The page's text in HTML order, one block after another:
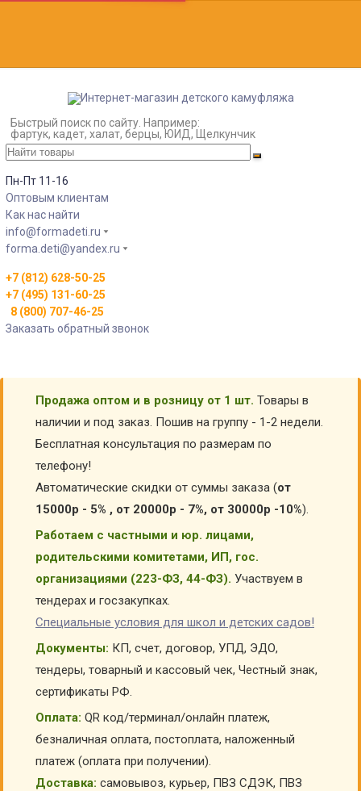
Быстрый поиск по сайту. Например:
фартук, кадет, халат, берцы, ЮИД, Щелкунчик
Пн-Пт 11-16
Оптовым клиентам
Как нас найти
info@formadeti.ru
forma.deti@yandex.ru
+7 (812) 628-50-25
+7 (495) 131-60-25
8 (800) 707-46-25
Заказать обратный звонок
Продажа оптом и в розницу от 1 шт. Товары в
наличии и под заказ. Пошив на группу - 1-2 недели.
Бесплатная консультация по размерам по
телефону!
Автоматические скидки от суммы заказа (от
15000р - 5% , от 20000р - 7%, от 30000р -10%).
Работаем с частными и юр. лицами,
родительскими комитетами, ИП, гос.
организациями (223-ФЗ, 44-ФЗ). Участвуем в
тендерах и госзакупках.
Специальные условия для школ и детских садов!
Документы: КП, счет, договор, УПД, ЭДО,
тендеры, товарный и кассовый чек, Честный знак,
сертификаты РФ.
Оплата: QR код/терминал/онлайн платеж,
безналичная оплата, постоплата, наложенный
платеж (оплата при получении).
Доставка: самовывоз, курьер, ПВЗ СДЭК, ПВЗ